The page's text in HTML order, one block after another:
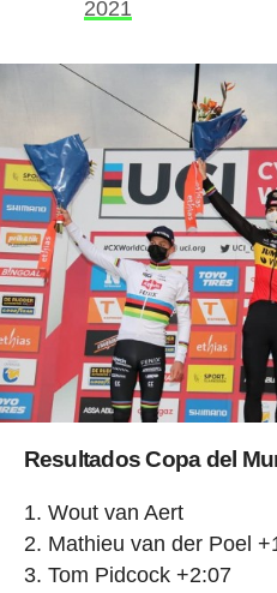
2021
Resultados Copa del
Wout van Aert
Mathieu van der Poel
Tom Pidcock +2:07